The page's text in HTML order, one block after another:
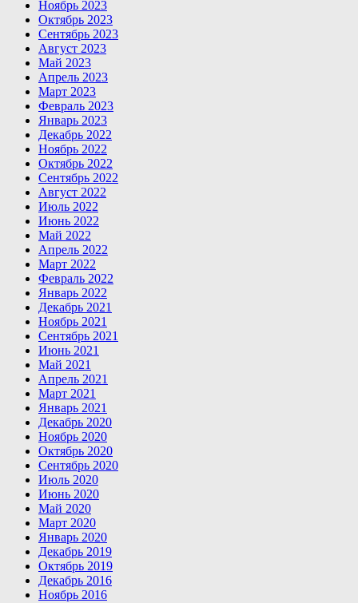
Ноябрь 2023
Октябрь 2023
Сентябрь 2023
Август 2023
Май 2023
Апрель 2023
Март 2023
Февраль 2023
Январь 2023
Декабрь 2022
Ноябрь 2022
Октябрь 2022
Сентябрь 2022
Август 2022
Июль 2022
Июнь 2022
Май 2022
Апрель 2022
Март 2022
Февраль 2022
Январь 2022
Декабрь 2021
Ноябрь 2021
Сентябрь 2021
Июнь 2021
Май 2021
Апрель 2021
Март 2021
Январь 2021
Декабрь 2020
Ноябрь 2020
Октябрь 2020
Сентябрь 2020
Июль 2020
Июнь 2020
Май 2020
Март 2020
Январь 2020
Декабрь 2019
Октябрь 2019
Декабрь 2016
Ноябрь 2016